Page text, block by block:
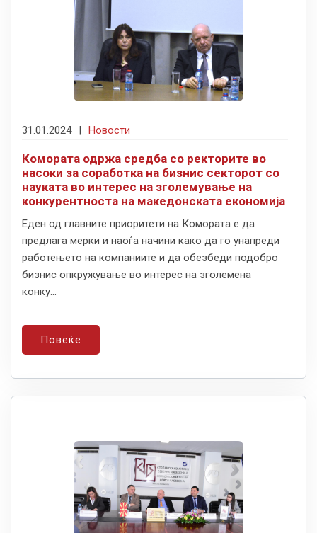
31.01.2024 | Новости
Комората одржа средба со ректорите во
насоки за соработка на бизнис секторот со
науката во интерес на зголемување на
конкурентноста на македонската економија
Еден од главните приоритети на Комората е да
предлага мерки и наоѓа начини како да го унапреди
работењето на компаниите и да обезбеди подобро
бизнис опкружување во интерес на зголемена
конку...
Повеќе